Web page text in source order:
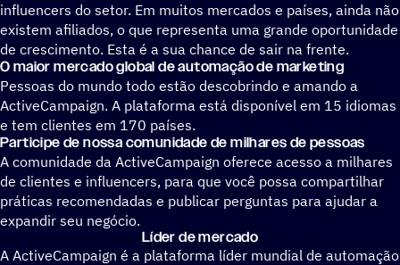
influencers do setor. Em muitos mercados e países, ainda não
existem afiliados, o que representa uma grande oportunidade
de crescimento. Esta é a sua chance de sair na frente.
O maior mercado global de automação de marketing
Pessoas do mundo todo estão descobrindo e amando a
ActiveCampaign. A plataforma está disponível em 15 idiomas
e tem clientes em 170 países.
Participe de nossa comunidade de milhares de pessoas
A comunidade da ActiveCampaign oferece acesso a milhares
de clientes e influencers, para que você possa compartilhar
práticas recomendadas e publicar perguntas para ajudar a
expandir seu negócio.
Líder de mercado
A ActiveCampaign é a plataforma líder mundial de automação